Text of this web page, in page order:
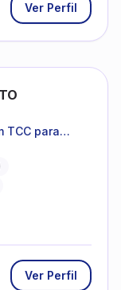
Ver Perfil
TCC para
Ver Perfil